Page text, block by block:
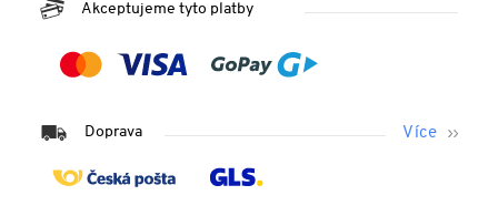
Akceptujeme tyto platby
Doprava